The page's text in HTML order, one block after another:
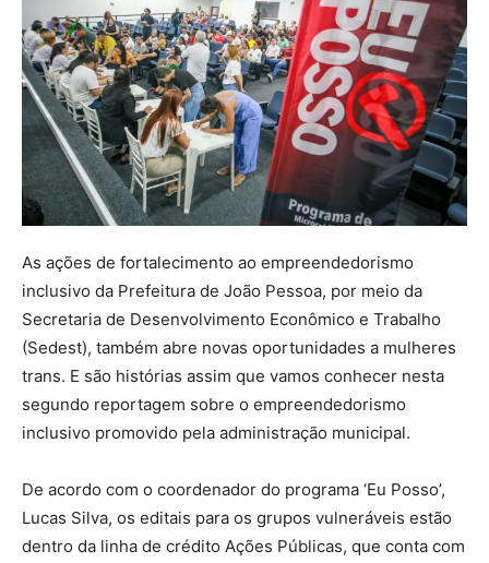
As ações de fortalecimento ao empreendedorismo
inclusivo da Prefeitura de João Pessoa, por meio da
Secretaria de Desenvolvimento Econômico e Trabalho
(Sedest), também abre novas oportunidades a mulheres
trans. E são histórias assim que vamos conhecer nesta
segundo reportagem sobre o empreendedorismo
inclusivo promovido pela administração municipal.
De acordo com o coordenador do programa ‘Eu Posso’,
Lucas Silva, os editais para os grupos vulneráveis estão
dentro da linha de crédito Ações Públicas, que conta com